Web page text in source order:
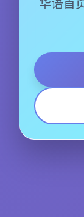
华语首